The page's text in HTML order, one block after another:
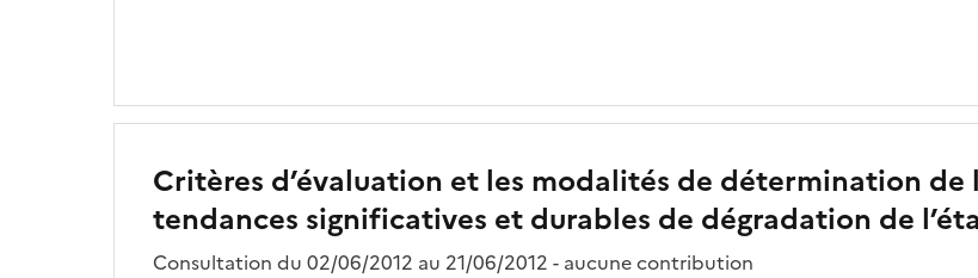
Critères d’évaluation et les modalités de détermination de
tendances significatives et durables de dégradation de
Consultation du 02/06/2012 au 21/06/2012 - aucune contribution